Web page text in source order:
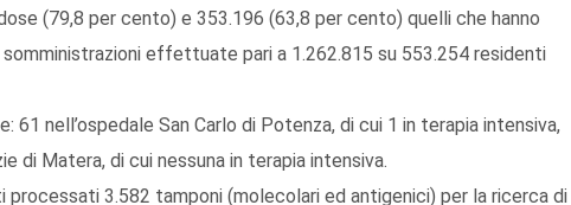
(79,8 per cento) e 353.196 (63,8 per cento) quelli che hanno
effettuate pari a 1.262.815 su 553.254 residenti
nell’ospedale San Carlo di Potenza, di cui 1 in terapia intensiva,
di Matera, di cui nessuna in terapia intensiva.
processati 3.582 tamponi (molecolari ed antigenici) per la ricerca di